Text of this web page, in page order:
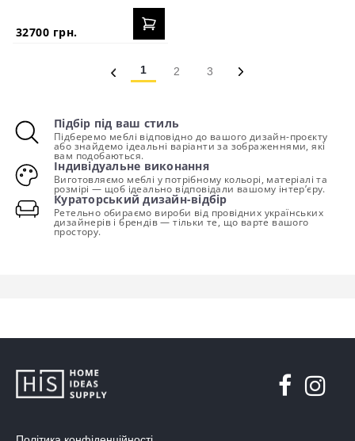
32700 грн.
1 2 3
Підбір під ваш стиль
Підберемо меблі відповідно до вашого дизайн-проєкту
або знайдемо ідеальні варіанти за зображеннями, які
вам подобаються.
Індивідуальне виконання
Виготовляємо меблі у потрібному кольорі, матеріалі та
розмірі — щоб ідеально відповідали вашому інтер’єру.
Кураторський дизайн-відбір
Ретельно обираємо вироби від провідних українських
дизайнерів і брендів — тільки те, що варте вашого
простору.